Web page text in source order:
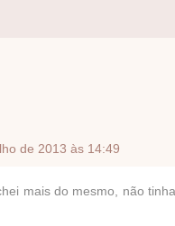
de 2013 às 14:49
mais do mesmo, não